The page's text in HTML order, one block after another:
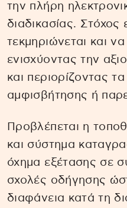
την πλήρη
διαδικασίας. Στόχος
τεκμηριώνεται και
ενισχύοντας την
και περιορίζοντας
αμφισβήτησης ή
Προβλέπεται η
και σύστημα
όχημα εξέτασης σε
σχολές οδήγησης
διαφάνεια κατά τη